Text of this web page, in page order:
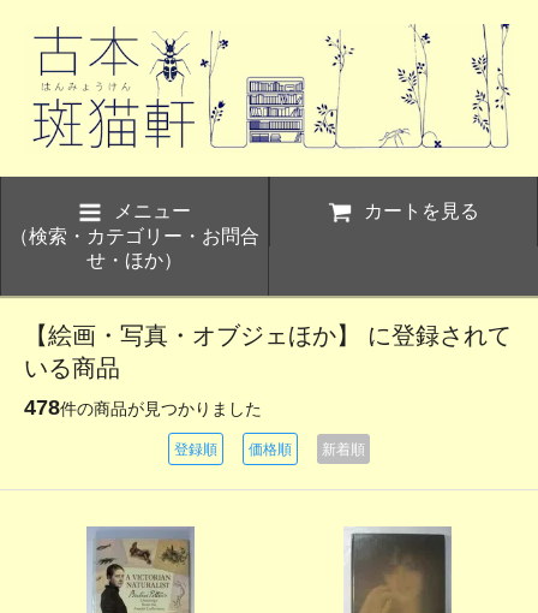
メニュー
（検索・カテゴリー・お問合
せ・ほか）
カートを見る
【絵画・写真・オブジェほか】 に登録されて
いる商品
478件の商品が見つかりました
登録順 価格順 新着順